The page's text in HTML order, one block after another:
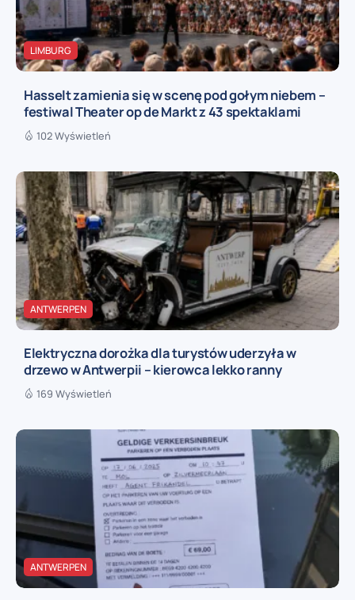
LIMBURG
Hasselt zamienia się w scenę pod gołym niebem –
festiwal Theater op de Markt z 43 spektaklami
102 Wyświetleń
ANTWERPEN
Elektryczna dorożka dla turystów uderzyła w
drzewo w Antwerpii – kierowca lekko ranny
169 Wyświetleń
ANTWERPEN